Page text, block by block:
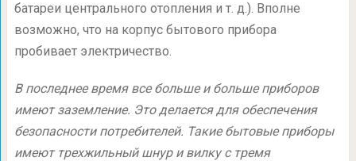
батареи центрального отопления и т. д.). Вполне
возможно, что на корпус бытового прибора
пробивает электричество.
В последнее время все больше и больше приборов
имеют заземление. Это делается для обеспечения
безопасности потребителей. Такие бытовые приборы
имеют трехжильный шнур и вилку с тремя